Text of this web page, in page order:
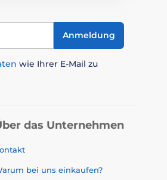
Anmeldung
wie Ihrer E-Mail zu
das Unternehmen
bei uns einkaufen?